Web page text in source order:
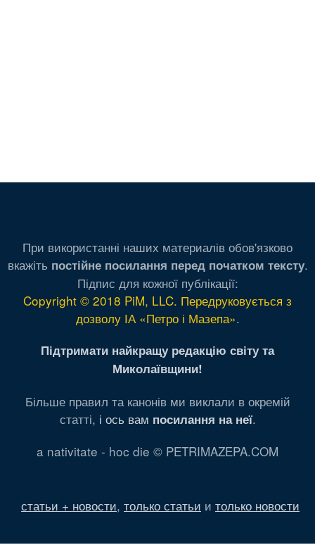
При використанні наших материалів обов'язково
вкажіть постійне посилання перед початком тексту.
Підпис для кожної публікації:
Copyright © 2018 PiM, LLC. Передруковується з
дозволу ІА «Петро і Мазепа».
Підтримати найкращу редакцію світу та
Миколаївщини!
Більше правил та канонів ми виклали в окремій
статті, і ось вам посилання на неї.
a nativitate - hoc die © PETRIMAZEPA.COM
статьи + новости, только статьи и только новости